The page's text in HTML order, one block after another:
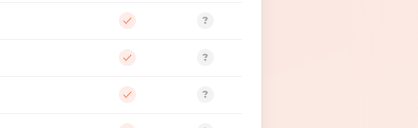
?
?
?